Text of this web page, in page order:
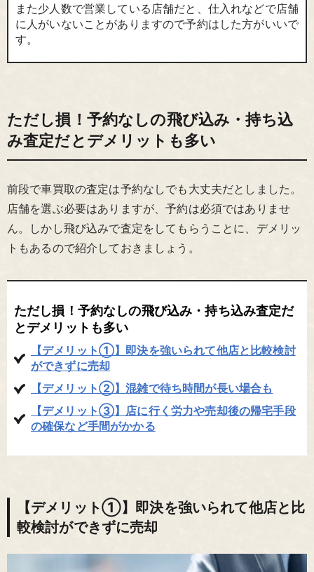
また少人数で営業している店舗だと、仕入れなどで店舗
に人がいないことがありますので予約はした方がいいで
す。
ただし損！予約なしの飛び込み・持ち込
み査定だとデメリットも多い
前段で車買取の査定は予約なしでも大丈夫だとしました。
店舗を選ぶ必要はありますが、予約は必須ではありませ
ん。しかし飛び込みで査定をしてもらうことに、デメリッ
トもあるので紹介しておきましょう。
ただし損！予約なしの飛び込み・持ち込み査定だ
とデメリットも多い
【デメリット①】即決を強いられて他店と比較検討
ができずに売却
【デメリット②】混雑で待ち時間が長い場合も
【デメリット③】店に行く労力や売却後の帰宅手段
の確保など手間がかかる
【デメリット①】即決を強いられて他店と比
較検討ができずに売却